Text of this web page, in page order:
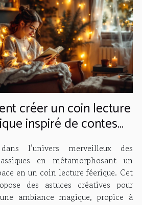
créer un coin lecture
inspiré de contes
classiques ?
l’univers merveilleux des
en métamorphosant un
en un coin lecture féerique. Cet
des astuces créatives pour
ambiance magique, propice à